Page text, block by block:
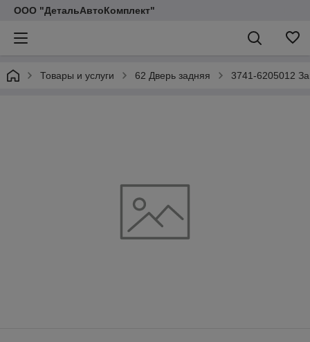
ООО "ДетальАвтоКомплект"
Товары и услуги 62 Дверь задняя 3741-6205012